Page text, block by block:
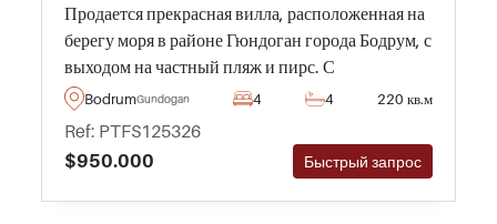
Продается прекрасная вилла, расположенная на
берегу моря в районе Гюндоган города Бодрум, с
выходом на частный пляж и пирс. С
прилегающих балконов и террас открываются
панорамные виды – настоятельно рекомендуем
к просмотру.
BodrumGundogan 4 4 220 кв.м
Ref: PTFS125326
$950.000
Быстрый запрос